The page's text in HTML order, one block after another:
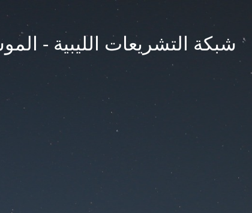
شبكة التشريعات الليبية -